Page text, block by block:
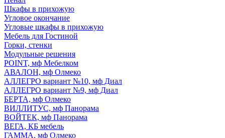
Шкафы в прихожую
Угловое окончание
Угловые шкафы в прихожую
Мебель для Гостиной
Горки, стенки
Модульные решения
POINT, мф Мебелком
АВАЛОН, мф Олмеко
АЛЛЕГРО вариант №10, мф Диал
АЛЛЕГРО вариант №9, мф Диал
БЕРТА, мф Олмеко
ВИЛЛИТУС, мф Панорама
ВОЙТЕК, мф Панорама
ВЕГА, КБ мебель
ГАММА, мф Олмеко